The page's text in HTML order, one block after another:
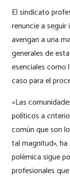
El sindicato
renuncie a
avengan a una
generales de
esenciales como
caso para el
«Las
políticos a
común que son
tal magnitud», ha
polémica sigue
profesionales